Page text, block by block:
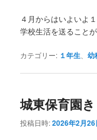
４月からはいよいよ
学校生活を送ること
カテゴリー: １年生 、幼
城東保育園
投稿日時:2026年2月26